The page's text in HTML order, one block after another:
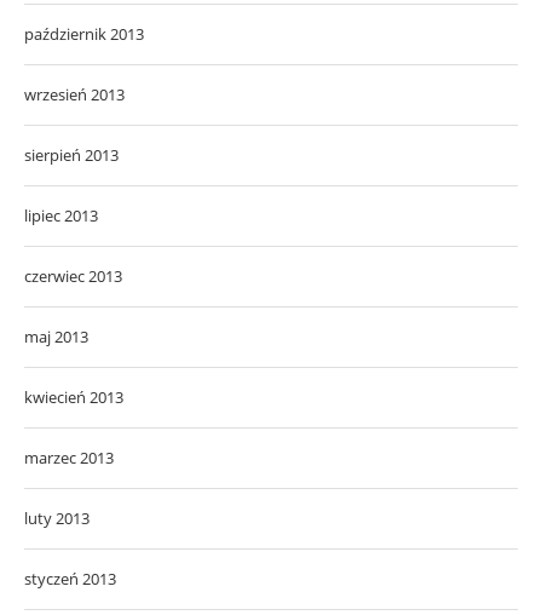
październik 2013
wrzesień 2013
sierpień 2013
lipiec 2013
czerwiec 2013
maj 2013
kwiecień 2013
marzec 2013
luty 2013
styczeń 2013